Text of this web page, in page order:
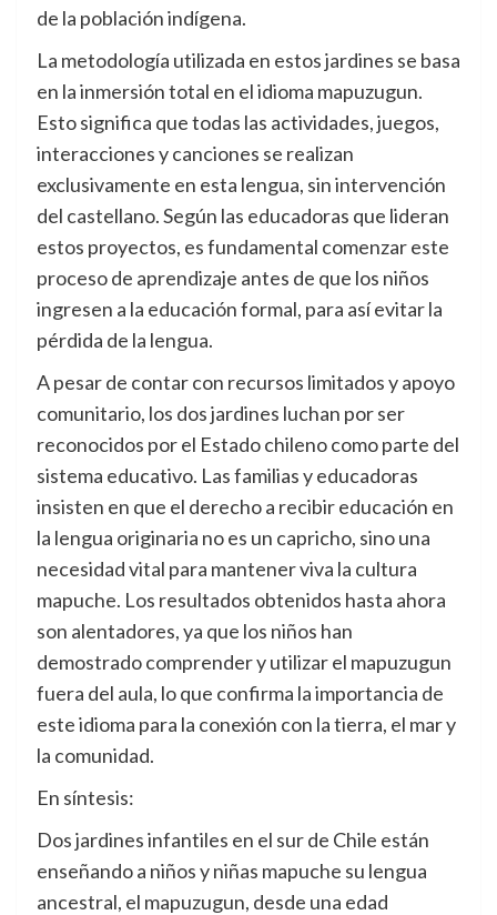
de la población indígena.
La metodología utilizada en estos jardines se basa
en la inmersión total en el idioma mapuzugun.
Esto significa que todas las actividades, juegos,
interacciones y canciones se realizan
exclusivamente en esta lengua, sin intervención
del castellano. Según las educadoras que lideran
estos proyectos, es fundamental comenzar este
proceso de aprendizaje antes de que los niños
ingresen a la educación formal, para así evitar la
pérdida de la lengua.
A pesar de contar con recursos limitados y apoyo
comunitario, los dos jardines luchan por ser
reconocidos por el Estado chileno como parte del
sistema educativo. Las familias y educadoras
insisten en que el derecho a recibir educación en
la lengua originaria no es un capricho, sino una
necesidad vital para mantener viva la cultura
mapuche. Los resultados obtenidos hasta ahora
son alentadores, ya que los niños han
demostrado comprender y utilizar el mapuzugun
fuera del aula, lo que confirma la importancia de
este idioma para la conexión con la tierra, el mar y
la comunidad.
En síntesis:
Dos jardines infantiles en el sur de Chile están
enseñando a niños y niñas mapuche su lengua
ancestral, el mapuzugun, desde una edad